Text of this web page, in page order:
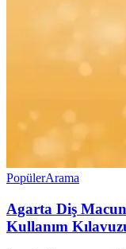
PopülerArama
Agarta Diş
Kullanım